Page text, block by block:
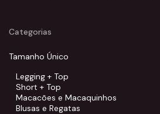
Categorias
Tamanho Único
Legging + Top
Short + Top
Macacões e Macaquinhos
Blusas e Regatas